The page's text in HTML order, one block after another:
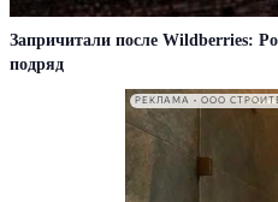
Запричитали после Wildberries:
подряд